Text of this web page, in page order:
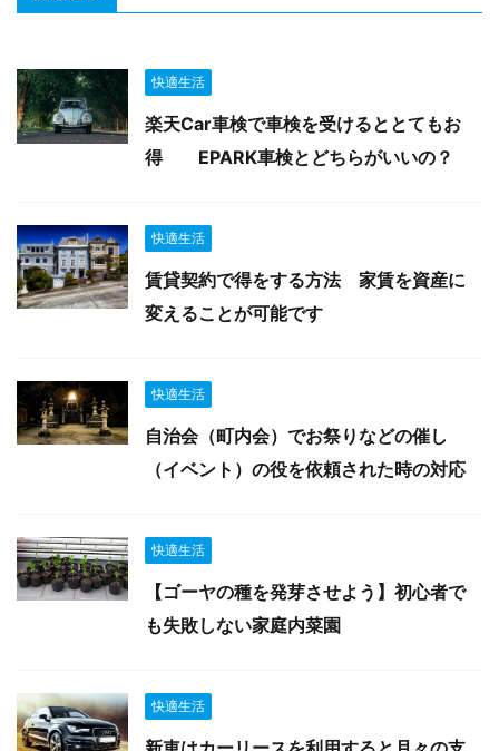
快適生活
楽天Car車検で車検を受けるととてもお
得 EPARK車検とどちらがいいの？
快適生活
賃貸契約で得をする方法 家賃を資産に
変えることが可能です
快適生活
自治会（町内会）でお祭りなどの催し
（イベント）の役を依頼された時の対応
快適生活
【ゴーヤの種を発芽させよう】初心者で
も失敗しない家庭内菜園
快適生活